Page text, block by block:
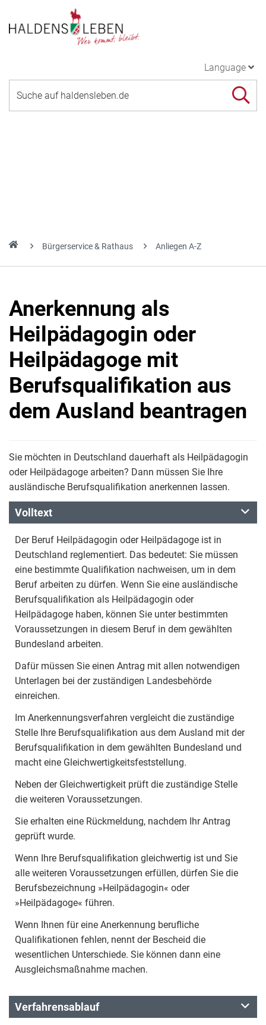
Language
Bürgerservice & Rathaus Anliegen A-Z
Anerkennung als
Heilpädagogin oder
Heilpädagoge mit
Berufsqualifikation aus
dem Ausland beantragen
Sie möchten in Deutschland dauerhaft als Heilpädagogin
oder Heilpädagoge arbeiten? Dann müssen Sie Ihre
ausländische Berufsqualifikation anerkennen lassen.
Volltext
Der Beruf Heilpädagogin oder Heilpädagoge ist in
Deutschland reglementiert. Das bedeutet: Sie müssen
eine bestimmte Qualifikation nachweisen, um in dem
Beruf arbeiten zu dürfen. Wenn Sie eine ausländische
Berufsqualifikation als Heilpädagogin oder
Heilpädagoge haben, können Sie unter bestimmten
Voraussetzungen in diesem Beruf in dem gewählten
Bundesland arbeiten.
Dafür müssen Sie einen Antrag mit allen notwendigen
Unterlagen bei der zuständigen Landesbehörde
einreichen.
Im Anerkennungsverfahren vergleicht die zuständige
Stelle Ihre Berufsqualifikation aus dem Ausland mit der
Berufsqualifikation in dem gewählten Bundesland und
macht eine Gleichwertigkeitsfeststellung.
Neben der Gleichwertigkeit prüft die zuständige Stelle
die weiteren Voraussetzungen.
Sie erhalten eine Rückmeldung, nachdem Ihr Antrag
geprüft wurde.
Wenn Ihre Berufsqualifikation gleichwertig ist und Sie
alle weiteren Voraussetzungen erfüllen, dürfen Sie die
Berufsbezeichnung »Heilpädagogin« oder
»Heilpädagoge« führen.
Wenn Ihnen für eine Anerkennung berufliche
Qualifikationen fehlen, nennt der Bescheid die
wesentlichen Unterschiede. Sie können dann eine
Ausgleichsmaßnahme machen.
Verfahrensablauf